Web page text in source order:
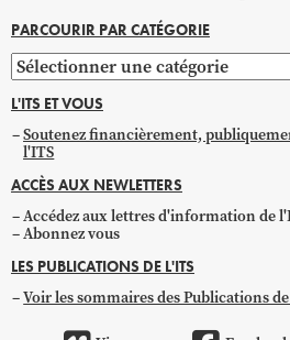
PARCOURIR PAR CATÉGORIE
Parcourir
par
catégorie
L'ITS ET VOUS
Soutenez financièrement,
l'ITS
ACCÈS AUX NEWLETTERS
Accédez aux lettres d'information de
Abonnez vous
LES PUBLICATIONS DE L'ITS
Voir les sommaires des Publications